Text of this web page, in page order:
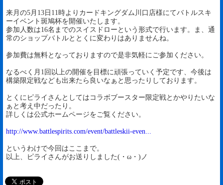
来月の5月13日11時よりカードキングダム川口店様にてバトルスキ
ーイベント斑鳩杯を開催いたします。
参加人数は16名までのスイスドローという形式で行います。ま、通
常のショップバトルととくに変わりはありませんね。
参加費は無料となっておりますので是非気軽にご参加ください。
なるべく月1回以上の開催を目標に頑張っていく予定です、今後は
構築限定戦なども出来たら良いなぁと思ったりしております。
とくにピライさんとしてはコラボブースター限定戦とかやりたいな
ぁと考え中だったり。
詳しくは公式ホームページをご覧ください。
http://www.battlespirits.com/event/battleskii-even...
というわけで今回はここまで。
以上、ピライさんがお送りしました(・ω・)ノ